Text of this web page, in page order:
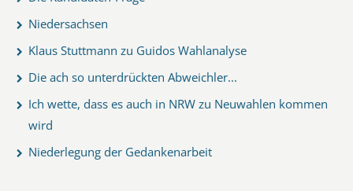
Niedersachsen
Klaus Stuttmann zu Guidos Wahlanalyse
Die ach so unterdrückten Abweichler...
Ich wette, dass es auch in NRW zu Neuwahlen kommen
wird
Niederlegung der Gedankenarbeit